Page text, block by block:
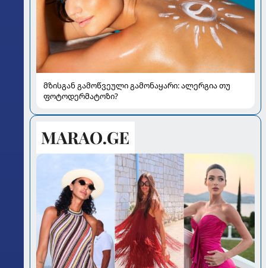
მზისგან გამოწვეული გამონაყარი: ალერგია თუ
ფოტოდერმატოზი?